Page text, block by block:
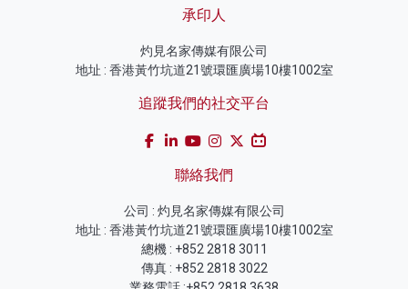
承印人
灼見名家傳媒有限公司
地址 : 香港黃竹坑道21號環匯廣場10樓1002室
追蹤我們的社交平台
聯絡我們
公司 : 灼見名家傳媒有限公司
地址 : 香港黃竹坑道21號環匯廣場10樓1002室
總機 : +852 2818 3011
傳真 : +852 2818 3022